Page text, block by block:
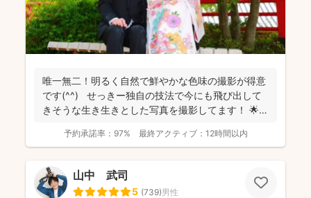
唯一無二！明るく自然で鮮やかな色味の撮影が得意
です(^^) せっきー独自の技法で今にも飛び出して
きそうな生き生きとした写真を撮影してます！ 🌟屋
予約承諾率： 97% 最終アクティブ： 12時間以内
山中 武司
5 (739)男性